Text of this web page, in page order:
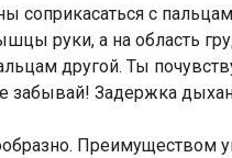
с
руки, а на область
другой. Ты
Задержка
Преимуществом